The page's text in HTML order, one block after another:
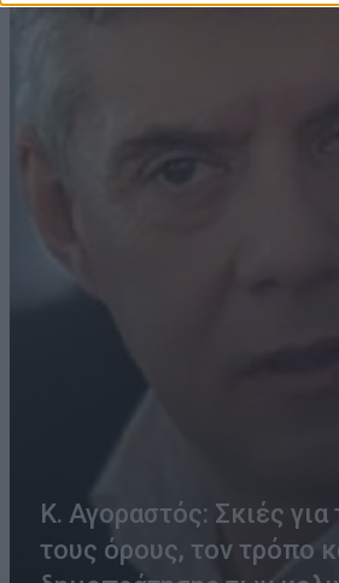
Κ. Αγοραστός: Σκιές για
τους όρους, τον τρόπο